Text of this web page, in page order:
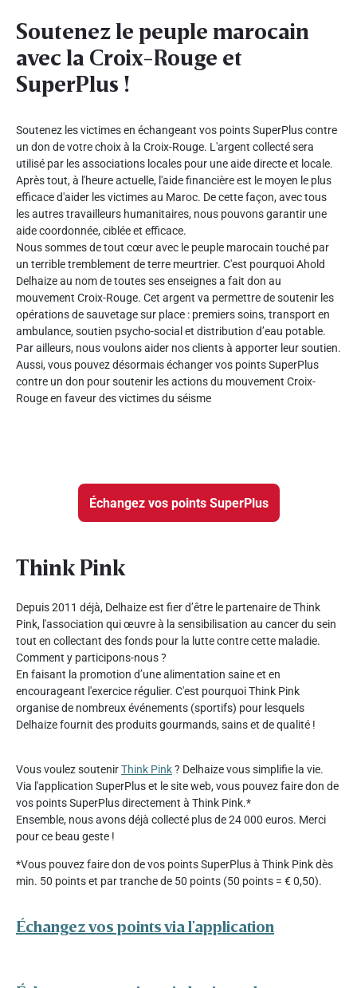
Soutenez le peuple marocain
avec la Croix-Rouge et
SuperPlus !
Soutenez les victimes en échangeant vos points SuperPlus contre
un don de votre choix à la Croix-Rouge. L'argent collecté sera
utilisé par les associations locales pour une aide directe et locale.
Après tout, à l'heure actuelle, l'aide financière est le moyen le plus
efficace d'aider les victimes au Maroc. De cette façon, avec tous
les autres travailleurs humanitaires, nous pouvons garantir une
aide coordonnée, ciblée et efficace.
Nous sommes de tout cœur avec le peuple marocain touché par
un terrible tremblement de terre meurtrier. C'est pourquoi Ahold
Delhaize au nom de toutes ses enseignes a fait don au
mouvement Croix-Rouge. Cet argent va permettre de soutenir les
opérations de sauvetage sur place : premiers soins, transport en
ambulance, soutien psycho-social et distribution d’eau potable.
Par ailleurs, nous voulons aider nos clients à apporter leur soutien.
Aussi, vous pouvez désormais échanger vos points SuperPlus
contre un don pour soutenir les actions du mouvement Croix-
Rouge en faveur des victimes du séisme
Échangez vos points SuperPlus
Think Pink
Depuis 2011 déjà, Delhaize est fier d’être le partenaire de Think
Pink, l'association qui œuvre à la sensibilisation au cancer du sein
tout en collectant des fonds pour la lutte contre cette maladie.
Comment y participons-nous ?
En faisant la promotion d’une alimentation saine et en
encourageant l'exercice régulier. C'est pourquoi Think Pink
organise de nombreux événements (sportifs) pour lesquels
Delhaize fournit des produits gourmands, sains et de qualité !
Vous voulez soutenirThink Pink? Delhaize vous simplifie la vie.
Via l'application SuperPlus et le site web, vous pouvez faire don de
vos points SuperPlus directement à Think Pink.*
Ensemble, nous avons déjà collecté plus de 24 000 euros. Merci
pour ce beau geste !
*Vous pouvez faire don de vos points SuperPlus à Think Pink dès
min. 50 points et par tranche de 50 points (50 points = € 0,50).
Échangez vos points via l'application